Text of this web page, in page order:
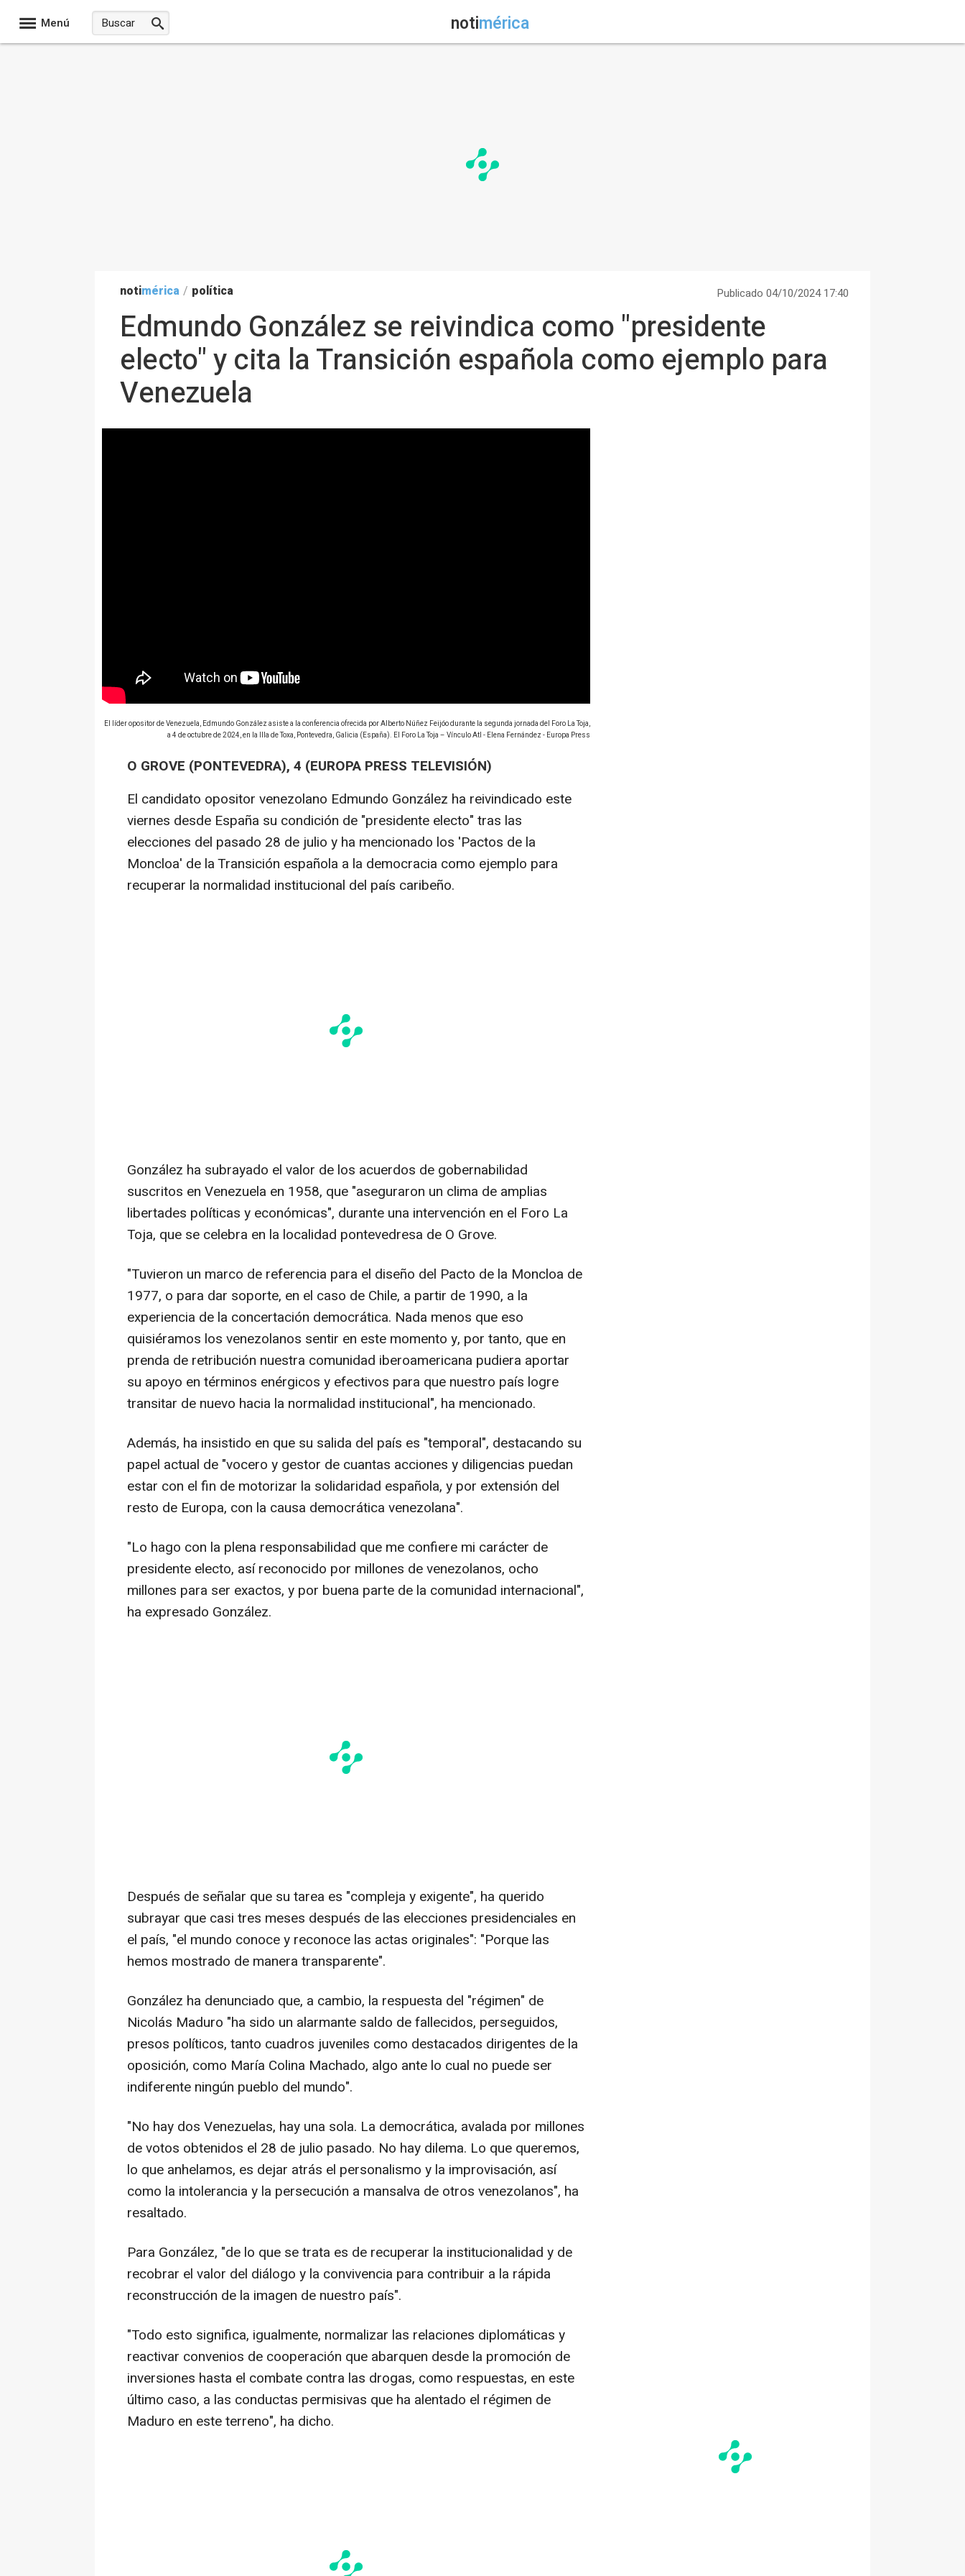
Menú notimérica
notimérica / política Publicado 04/10/2024 17:40
Edmundo González se reivindica como "presidente
electo" y cita la Transición española como ejemplo para
Venezuela
El líder opositor de Venezuela, Edmundo González asiste a la conferencia ofrecida por Alberto Núñez Feijóo durante la segunda jornada del Foro La Toja,
a 4 de octubre de 2024, en la Illa de Toxa, Pontevedra, Galicia (España). El Foro La Toja – Vínculo Atl - Elena Fernández - Europa Press
O GROVE (PONTEVEDRA), 4 (EUROPA PRESS TELEVISIÓN)
El candidato opositor venezolano Edmundo González ha reivindicado este
viernes desde España su condición de "presidente electo" tras las
elecciones del pasado 28 de julio y ha mencionado los 'Pactos de la
Moncloa' de la Transición española a la democracia como ejemplo para
recuperar la normalidad institucional del país caribeño.
González ha subrayado el valor de los acuerdos de gobernabilidad
suscritos en Venezuela en 1958, que "aseguraron un clima de amplias
libertades políticas y económicas", durante una intervención en el Foro La
Toja, que se celebra en la localidad pontevedresa de O Grove.
"Tuvieron un marco de referencia para el diseño del Pacto de la Moncloa de
1977, o para dar soporte, en el caso de Chile, a partir de 1990, a la
experiencia de la concertación democrática. Nada menos que eso
quisiéramos los venezolanos sentir en este momento y, por tanto, que en
prenda de retribución nuestra comunidad iberoamericana pudiera aportar
su apoyo en términos enérgicos y efectivos para que nuestro país logre
transitar de nuevo hacia la normalidad institucional", ha mencionado.
Además, ha insistido en que su salida del país es "temporal", destacando su
papel actual de "vocero y gestor de cuantas acciones y diligencias puedan
estar con el fin de motorizar la solidaridad española, y por extensión del
resto de Europa, con la causa democrática venezolana".
"Lo hago con la plena responsabilidad que me confiere mi carácter de
presidente electo, así reconocido por millones de venezolanos, ocho
millones para ser exactos, y por buena parte de la comunidad internacional",
ha expresado González.
Después de señalar que su tarea es "compleja y exigente", ha querido
subrayar que casi tres meses después de las elecciones presidenciales en
el país, "el mundo conoce y reconoce las actas originales": "Porque las
hemos mostrado de manera transparente".
González ha denunciado que, a cambio, la respuesta del "régimen" de
Nicolás Maduro "ha sido un alarmante saldo de fallecidos, perseguidos,
presos políticos, tanto cuadros juveniles como destacados dirigentes de la
oposición, como María Colina Machado, algo ante lo cual no puede ser
indiferente ningún pueblo del mundo".
"No hay dos Venezuelas, hay una sola. La democrática, avalada por millones
de votos obtenidos el 28 de julio pasado. No hay dilema. Lo que queremos,
lo que anhelamos, es dejar atrás el personalismo y la improvisación, así
como la intolerancia y la persecución a mansalva de otros venezolanos", ha
resaltado.
Para González, "de lo que se trata es de recuperar la institucionalidad y de
recobrar el valor del diálogo y la convivencia para contribuir a la rápida
reconstrucción de la imagen de nuestro país".
"Todo esto significa, igualmente, normalizar las relaciones diplomáticas y
reactivar convenios de cooperación que abarquen desde la promoción de
inversiones hasta el combate contra las drogas, como respuestas, en este
último caso, a las conductas permisivas que ha alentado el régimen de
Maduro en este terreno", ha dicho.